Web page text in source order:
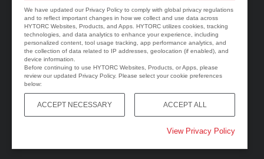
We have updated our Privacy Policy to comply with global privacy regulations
and to reflect important changes in how we collect and use data across
HYTORC Websites, Products, and Apps. HYTORC utilizes cookies, tracking
technologies, and data analytics to enhance your experience, including
personalized content, tool usage tracking, app performance analytics, and
the collection of data related to IP addresses, geolocation (if enabled), and
device information.
Before continuing to use HYTORC Websites, Products, or Apps, please
review our updated Privacy Policy. Please select your cookie preferences
below:
ACCEPT NECESSARY ACCEPT ALL
View Privacy Policy
jGun DIGITAL HYTORC Washer